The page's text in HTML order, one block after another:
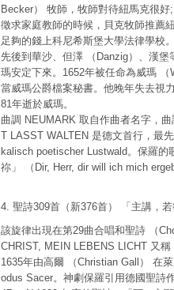
Becker） 牧師，牧師對待紐馬克很
徵求家庭教師的時候，貝克牧師推薦
足夠的錢上科尼希斯堡大學法律學校
先後到華沙、但澤 （Danzig）、漢
瑪安定下來。1652年被任命為威瑪
當威瑪公爵檔案秘書。他晚年失去視
81年逝於威瑪。
曲調 NEUMARK 取自作曲者名字，
T LASST WALTEN 是德文首行，最
kalisch poetischer Lustwald。保羅
祢」 （Dir, Herr, dir will ich mich
4. 聖詩309首（新376首） 「主講，若
該旋律出現在第29曲合唱和聖詩 （
CHRIST, MEIN LEBENS LICHT 又
1635年由高爾 （Christian Gall） 在
odus Sacer。神劇保羅引用德國聖詩